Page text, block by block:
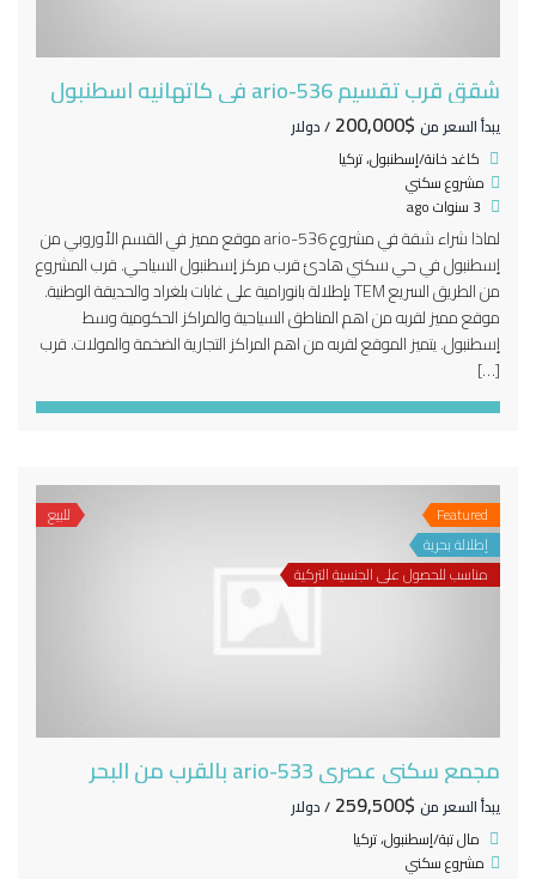
شقق قرب تقسيم 536-ario في كاتهانيه اسطنبول
يبدأ السعر من $200,000
/ دولار
كاغد خانة/إسطنبول، تركيا
مشروع سكني
لماذا شراء شقة في مشروع 536-ario موقع مميز في القسم الأوروبي من
إسطنبول في حي سكني هادئ قرب مركز إسطنبول السياحي. قرب المشروع
من الطريق السريع TEM بإطلالة بانورامية على غابات بلغراد والحديقة الوطنية.
موقع مميز لقربه من اهم المناطق السياحية والمراكز الحكومية وسط
إسطنبول. يتميز الموقع لقربه من اهم المراكز التجارية الضخمة والمولات. قرب
[…]
Featured
إطلالة بحرية
مناسب للحصول على الجنسية التركية
للبيع
مجمع سكني عصري 533-ario بالقرب من البحر
يبدأ السعر من $259,500
/ دولار
مال تبة/إسطنبول، تركيا
مشروع سكني